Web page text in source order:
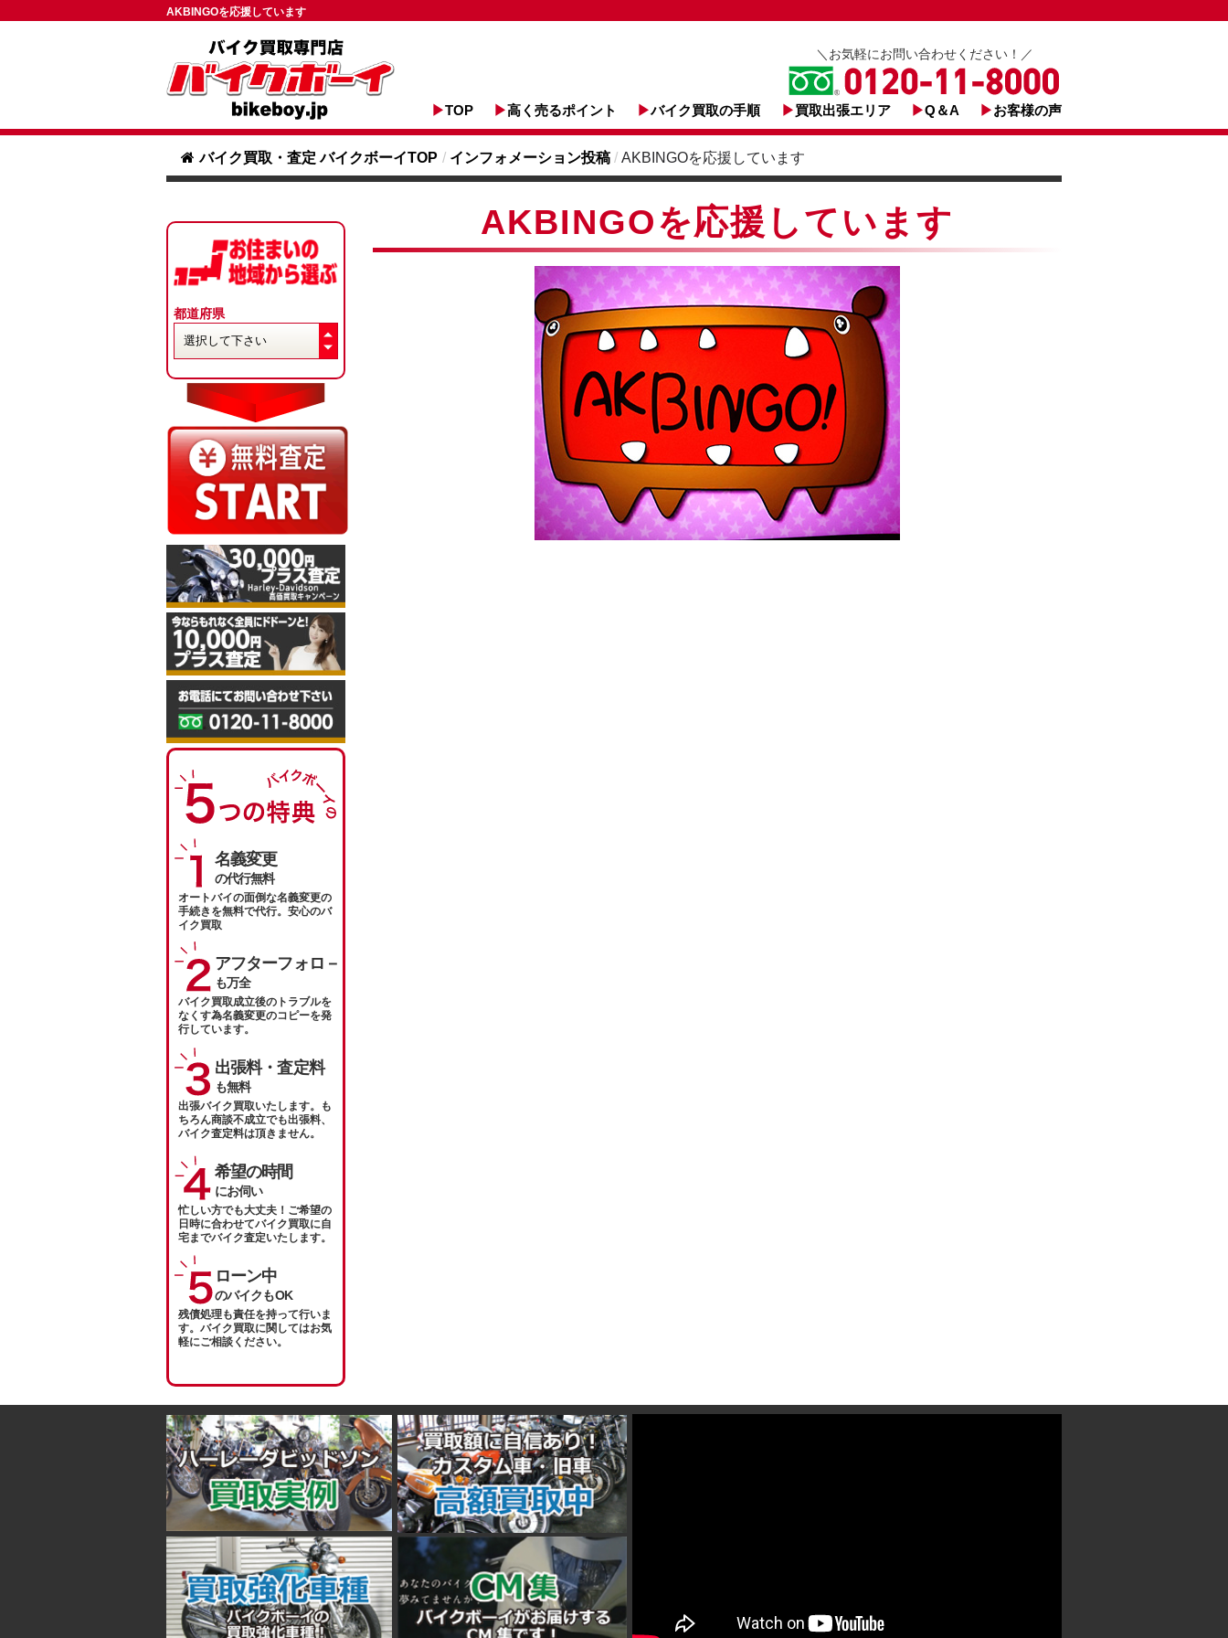
AKBINGOを応援しています
＼お気軽にお問い合わせください！／
TOP 高く売るポイント バイク買取の手順 買取出張エリア Q＆A お客様の声
バイク買取・査定 バイクボーイTOP / インフォメーション投稿 / AKBINGOを応援しています
AKBINGOを応援しています
都道府県
名義変更
の代行無料
オートバイの面倒な名義変更の
手続きを無料で代行。安心のバ
イク買取
アフターフォロ－
も万全
バイク買取成立後のトラブルを
なくす為名義変更のコピーを発
行しています。
出張料・査定料
も無料
出張バイク買取いたします。も
ちろん商談不成立でも出張料、
バイク査定料は頂きません。
希望の時間
にお伺い
忙しい方でも大丈夫！ご希望の
日時に合わせてバイク買取に自
宅までバイク査定いたします。
ローン中
のバイクもOK
残債処理も責任を持って行いま
す。バイク買取に関してはお気
軽にご相談ください。